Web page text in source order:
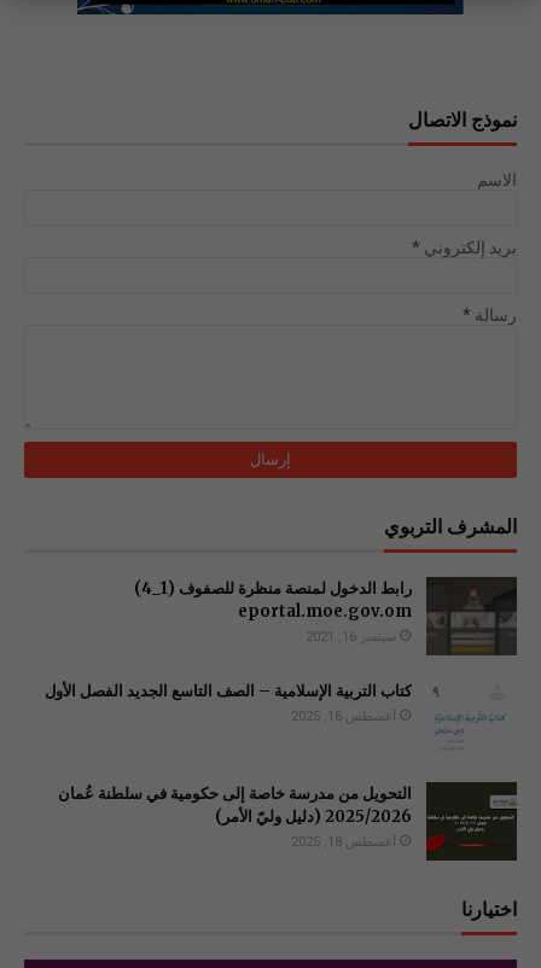
نموذج الاتصال
الاسم
بريد إلكتروني *
رسالة *
المشرف التربوي
رابط الدخول لمنصة منظرة للصفوف (1_4)
سبتمبر 16, 2021
كتاب التربية الإسلامية – الصف التاسع الجديد الفصل الأول
أغسطس 16, 2025
التحويل من مدرسة خاصة إلى حكومية في سلطنة عُمان
2025/2026 (دليل وليّ الأمر)
أغسطس 18, 2025
اختيارنا